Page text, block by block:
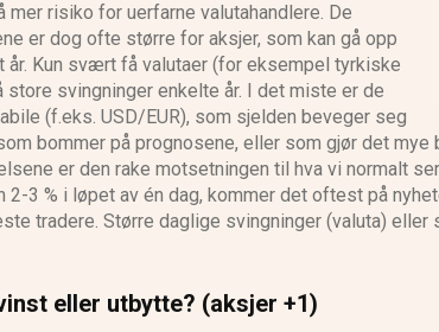
risiko for uerfarne valutahandlere. De
er dog ofte større for aksjer, som kan gå opp
år. Kun svært få valutaer (for eksempel tyrkiske
svingninger enkelte år. I det miste er de
(f.eks. USD/EUR), som sjelden beveger seg
bommer på prognosene, eller som gjør det
er den rake motsetningen til hva vi normalt
2-3 % i løpet av én dag, kommer det oftest på
tradere. Større daglige svingninger (valuta)
eller utbytte? (aksjer +1)